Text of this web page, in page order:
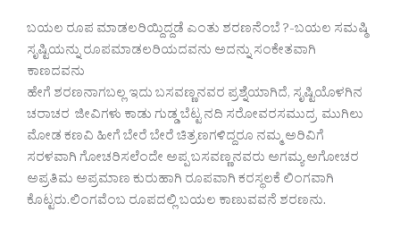
ಬಯಲ ರೂಪ ಮಾಡಲರಿಯ್ದಿದ್ದಡೆ ಎಂತು ಶರಣನೆಂಬೆ ?-ಬಯಲ ಸಮಷ್ಠಿ
ಸೃಷ್ಟಿಯನ್ನು ರೂಪಮಾಡಲರಿಯದವನು ಅದನ್ನು ಸಂಕೇತವಾಗಿ
ಕಾಣದವನು
ಹೇಗೆ ಶರಣನಾಗಬಲ್ಲ ಇದು ಬಸವಣ್ಣನವರ ಪ್ರಶ್ನೆಯಾಗಿದೆ, ಸೃಷ್ಟಿಯೊಳಗಿನ
ಚರಾಚರ ಜೀವಿಗಳು ಕಾಡು ಗುಡ್ಡ ಬೆಟ್ಟ ನದಿ ಸರೋವರಸಮುದ್ರ ಮುಗಿಲು
ಮೋಡ ಕಣವಿ ಹೀಗೆ ಬೇರೆ ಬೇರೆ ಚಿತ್ರಣಗಳಿದ್ದರೂ ನಮ್ಮ ಅರಿವಿಗೆ
ಸರಳವಾಗಿ ಗೋಚರಿಸಲೆಂದೇ ಅಪ್ಪ ಬಸವಣ್ಣನವರು ಅಗಮ್ಯ ಅಗೋಚರ
ಅಪ್ರತಿಮ ಅಪ್ರಮಾಣ ಕುರುಹಾಗಿ ರೂಪವಾಗಿ ಕರಸ್ಥಲಕೆ ಲಿಂಗವಾಗಿ
ಕೊಟ್ಟರು.ಲಿಂಗವೆಂಬ ರೂಪದಲ್ಲಿ ಬಯಲ ಕಾಣುವವನೆ ಶರಣನು.